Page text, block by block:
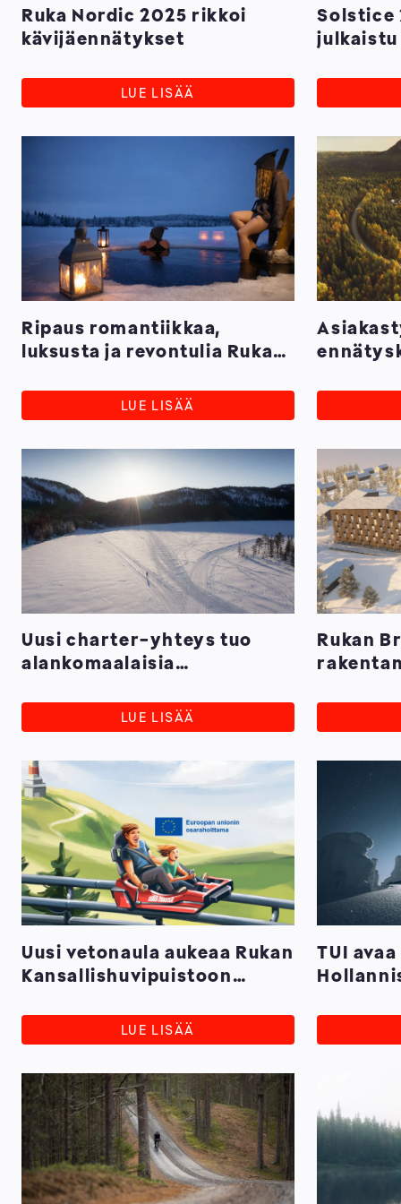
Ruka Nordic 2025 rikkoi
kävijäennätykset
LUE LISÄÄ
Solstice
julkaistu
Ripaus romantiikkaa,
luksusta ja revontulia Ruka-
uutuusmajoituksissa
LUE LISÄÄ
Uusi charter-yhteys tuo
alankomaalaisia
KuusamoonLUE LISÄÄ
Rukan
Uusi vetonaula aukeaa Rukan
Kansallishuvipuistoon
LUE LISÄÄ
TUI